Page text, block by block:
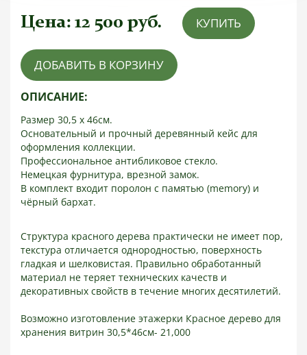
Цена: 12 500 руб. КУПИТЬ
ДОБАВИТЬ В КОРЗИНУ
ОПИСАНИЕ:
Размер 30,5 х 46см.
Основательный и прочный деревянный кейс для
оформления коллекции.
Профессиональное антибликовое стекло.
Немецкая фурнитура, врезной замок.
В комплект входит поролон с памятью (memory) и
чёрный бархат.
Структура красного дерева практически не имеет пор,
текстура отличается однородностью, поверхность
гладкая и шелковистая. Правильно обработанный
материал не теряет технических качеств и
декоративных свойств в течение многих десятилетий.
Возможно изготовление этажерки Красное дерево для
хранения витрин 30,5*46см- 21,000